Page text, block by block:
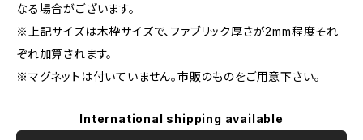
なる場合がございます。
※上記サイズは木枠サイズで、ファブリック厚さが2mm程度それ
ぞれ加算されます。
※マグネットは付いていません。市販のものをご用意下さい。
International shipping available